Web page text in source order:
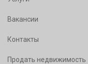
Вакансии
Контакты
Продать недвижимость